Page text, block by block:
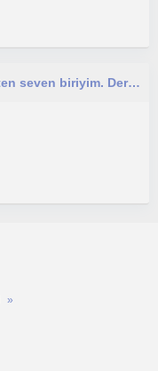
Enerjik, meraklı ve öğretmeyi gerçekten seven biriyim. Derslerim, öğrenmeye istekli olan herkese açıktır.